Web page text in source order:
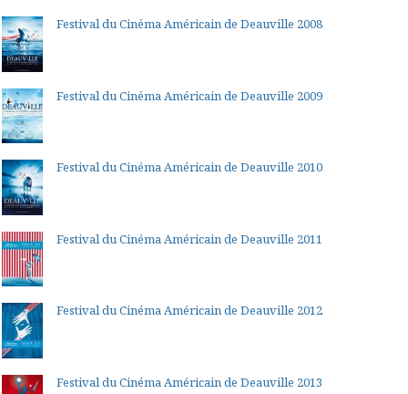
Festival du Cinéma Américain de Deauville 2008
Festival du Cinéma Américain de Deauville 2009
Festival du Cinéma Américain de Deauville 2010
Festival du Cinéma Américain de Deauville 2011
Festival du Cinéma Américain de Deauville 2012
Festival du Cinéma Américain de Deauville 2013